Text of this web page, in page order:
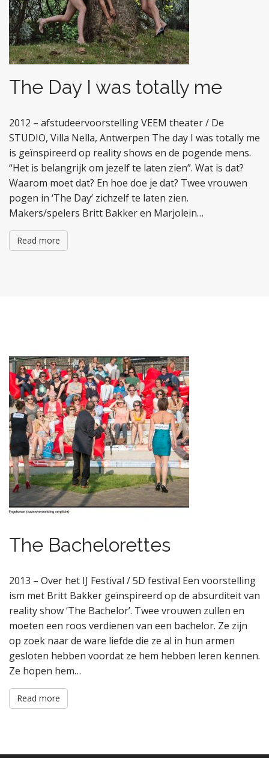
The Day I was totally me
2012 – afstudeervoorstelling VEEM theater / De
STUDIO, Villa Nella, Antwerpen The day I was totally me
is geïnspireerd op reality shows en de pogende mens.
“Het is belangrijk om jezelf te laten zien”. Wat is dat?
Waarom moet dat? En hoe doe je dat? Twee vrouwen
pogen in ‘The Day’ zichzelf te laten zien.
Makers/spelers Britt Bakker en Marjolein…
Read more
The Bachelorettes
2013 – Over het IJ Festival / 5D festival Een voorstelling
ism met Britt Bakker geïnspireerd op de absurditeit van
reality show ‘The Bachelor’. Twee vrouwen zullen en
moeten een roos verdienen van een bachelor. Ze zijn
op zoek naar de ware liefde die ze al in hun armen
gesloten hebben voordat ze hem hebben leren kennen.
Ze hopen hem…
Read more